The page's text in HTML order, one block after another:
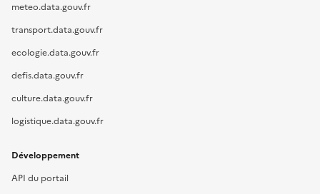
meteo.data.gouv.fr
transport.data.gouv.fr
ecologie.data.gouv.fr
defis.data.gouv.fr
culture.data.gouv.fr
logistique.data.gouv.fr
Développement
API du portail